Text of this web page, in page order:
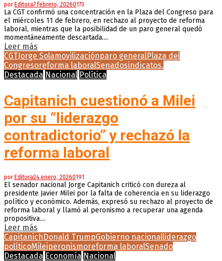
porEditora7 febrero, 20260173
La CGT confirmó una concentración en la Plaza del Congreso para
el miércoles 11 de febrero, en rechazo al proyecto de reforma
laboral, mientras que la posibilidad de un paro general quedó
momentáneamente descartada....
Leer más
CGTJorge Solamovilizaciónparo generalPlaza del
Congresoreforma laboralSenadosindicatos.
Destacada Nacional Política
Capitanich cuestionó a Milei
por su “liderazgo
contradictorio” y rechazó la
reforma laboral
porEditora24 enero, 20260191
El senador nacional Jorge Capitanich criticó con dureza al
presidente Javier Milei por la falta de coherencia en su liderazgo
político y económico. Además, expresó su rechazo al proyecto de
reforma laboral y llamó al peronismo a recuperar una agenda
propositiva....
Leer más
CapitanichDonald TrumpGobierno nacionalliderazgo
políticoMileiperonismoreforma laboralSenado
Destacada Economía Nacional